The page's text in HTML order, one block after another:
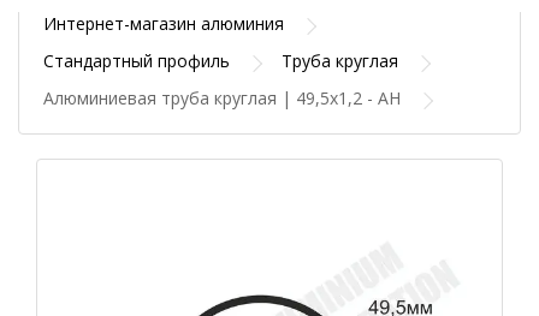
Интернет-магазин алюминия
Стандартный профиль
Труба круглая
Алюминиевая труба круглая | 49,5х1,2 - АН